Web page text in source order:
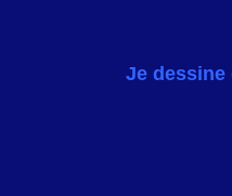
Je dessine